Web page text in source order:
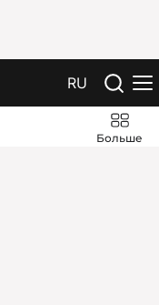
RU
Больше